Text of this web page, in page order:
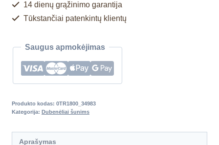
14 dienų grąžinimo garantija
Tūkstančiai patenkintų klientų
Saugus apmokėjimas
Produkto kodas: 0TR1800_34983
Kategorija: Dubenėliai šunims
Aprašymas